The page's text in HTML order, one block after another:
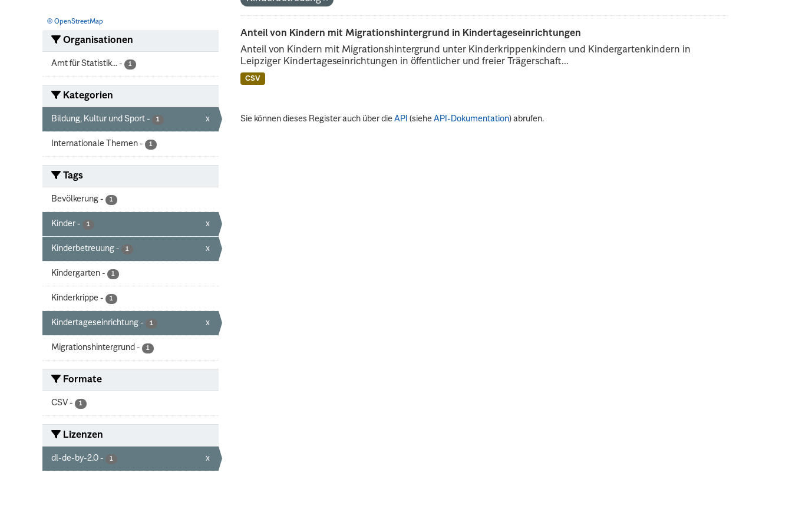
© OpenStreetMap
Organisationen
Amt für Statistik... - 1
Kategorien
Bildung, Kultur und Sport - 1 x
Internationale Themen - 1
Tags
Bevölkerung - 1
Kinder - 1 x
Kinderbetreuung - 1 x
Kindergarten - 1
Kinderkrippe - 1
Kindertageseinrichtung - 1 x
Migrationshintergrund - 1
Formate
CSV - 1
Lizenzen
dl-de-by-2.0 - 1 x
Anteil von Kindern mit Migrationshintergrund in Kindertageseinrichtungen
Anteil von Kindern mit Migrationshintergrund unter Kinderkrippenkindern und Kindergartenkindern in
Leipziger Kindertageseinrichtungen in öffentlicher und freier Trägerschaft...
CSV
Sie können dieses Register auch über dieAPI (sieheAPI-Dokumentation) abrufen.